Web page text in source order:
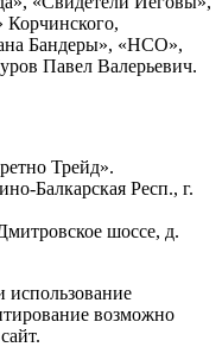
Бандеры», «НСО»,
Павел Валерьевич.
Трейд».
Балкарская Респ., г.
шоссе, д.
возможно